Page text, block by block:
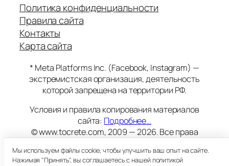
Политика конфиденциальности
Правила сайта
Контакты
Карта сайта
* Meta Platforms Inc. (Facebook, Instagram) —
экстремистская организация, деятельность
которой запрещена на территории РФ.
Условия и правила копирования материалов
сайта: Подробнее…
© www.tocrete.com, 2009 — 2026. Все права
Этот сайт работает на хостингеTimeweb
Мы используем файлы cookie, чтобы улучшить ваш опыт на сайте.
Нажимая "Принять", вы соглашаетесь с нашей политикой